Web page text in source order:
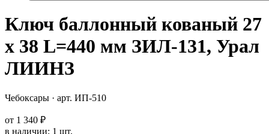
Ключ баллонный кованый 27
х 38 L=440 мм ЗИЛ-131, Урал
ЛИИНЗ
Чебоксары · арт. ИП-510
от 1 340 ₽
в наличии: 1 шт.